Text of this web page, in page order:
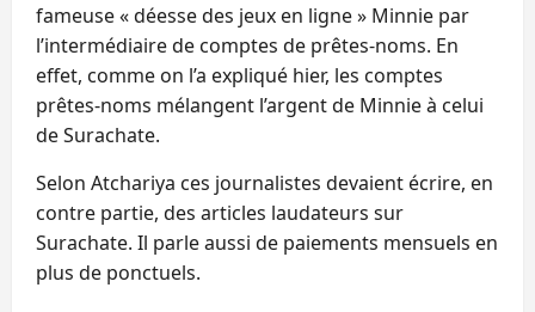
fameuse « déesse des jeux en ligne » Minnie par
l’intermédiaire de comptes de prêtes-noms. En
effet, comme on l’a expliqué hier, les comptes
prêtes-noms mélangent l’argent de Minnie à celui
de Surachate.
Selon Atchariya ces journalistes devaient écrire, en
contre partie, des articles laudateurs sur
Surachate. Il parle aussi de paiements mensuels en
plus de ponctuels.